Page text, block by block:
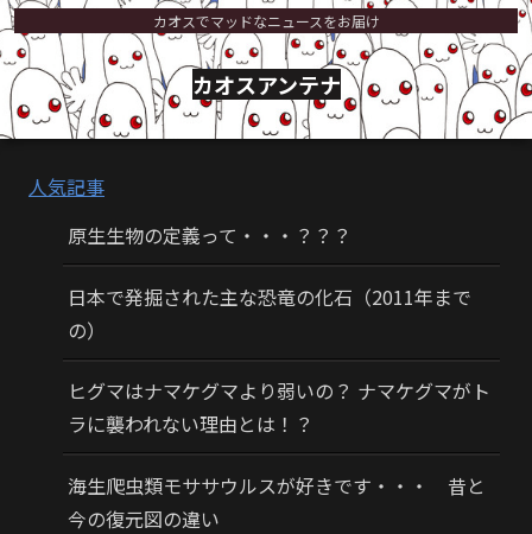
カオスでマッドなニュースをお届け
カオスアンテナ
人気記事
原生生物の定義って・・・？？？
日本で発掘された主な恐竜の化石（2011年まで
の）
ヒグマはナマケグマより弱いの？ ナマケグマがト
ラに襲われない理由とは！？
海生爬虫類モササウルスが好きです・・・ 昔と
今の復元図の違い